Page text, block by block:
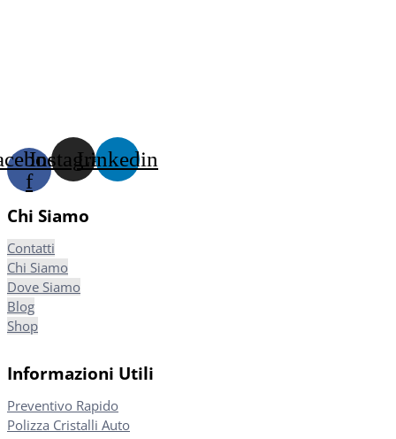
f
InstagramLinkedin
Chi Siamo
Contatti
Chi Siamo
Dove Siamo
Blog
Shop
Informazioni Utili
Preventivo Rapido
Polizza Cristalli Auto